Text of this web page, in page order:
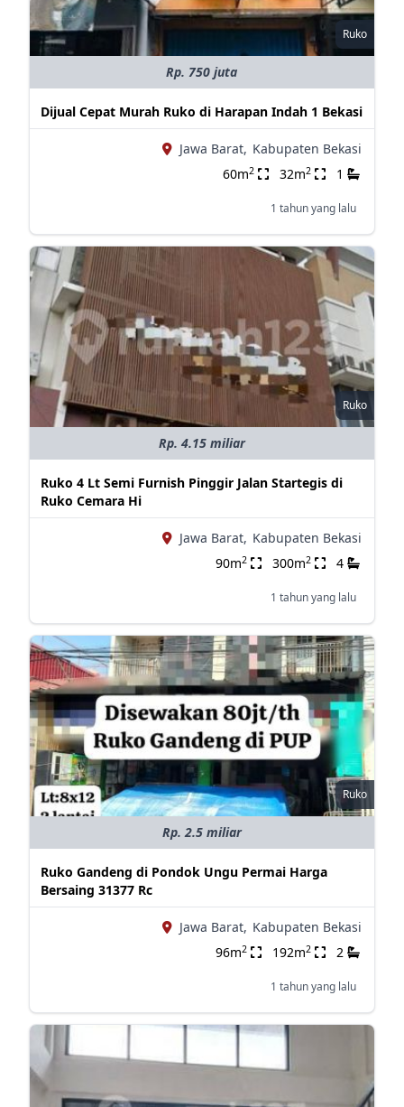
Ruko
Rp. 750 juta
Dijual Cepat Murah Ruko di Harapan Indah 1 Bekasi
Jawa Barat, Kabupaten Bekasi
60m2 32m2 1
1 tahun yang lalu
Ruko
Rp. 4.15 miliar
Ruko 4 Lt Semi Furnish Pinggir Jalan Startegis di
Ruko Cemara Hi
Jawa Barat, Kabupaten Bekasi
90m2 300m2 4
1 tahun yang lalu
Ruko
Rp. 2.5 miliar
Ruko Gandeng di Pondok Ungu Permai Harga
Bersaing 31377 Rc
Jawa Barat, Kabupaten Bekasi
96m2 192m2 2
1 tahun yang lalu